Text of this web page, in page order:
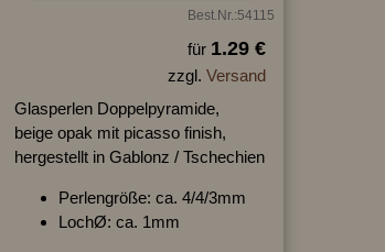
Best.Nr.:54115
für 1.29 €
zzgl. Versand
Glasperlen Doppelpyramide,
beige opak mit picasso finish,
hergestellt in Gablonz / Tschechien
Perlengröße: ca. 4/4/3mm
LochØ: ca. 1mm